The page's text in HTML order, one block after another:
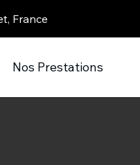
France
Nos Prestations